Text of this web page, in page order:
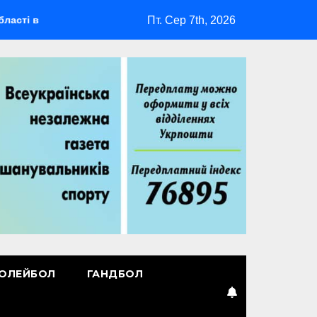
мультиспортивний табір ГАРТ 2026 – як
Пт. Сер 7th, 2026
ГАНДБОЛ